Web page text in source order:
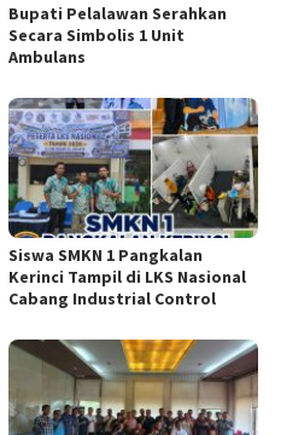
Bupati Pelalawan Serahkan
Secara Simbolis 1 Unit
Ambulans
Siswa SMKN 1 Pangkalan
Kerinci Tampil di LKS Nasional
Cabang Industrial Control